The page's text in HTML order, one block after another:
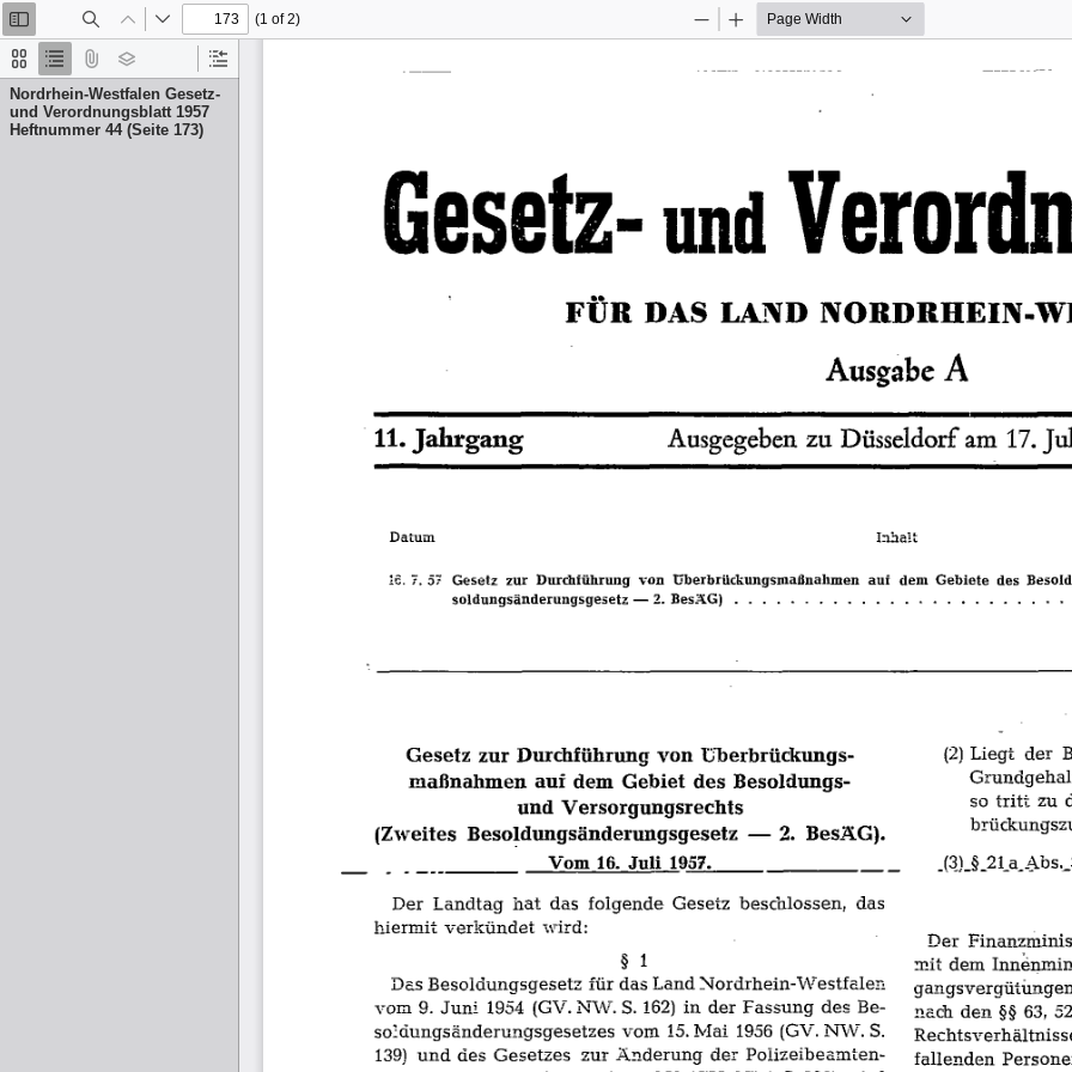
Thumbnails
Document
Outline
Attachments
Layers
Current
Item
Nordrhein-Westfalen Gesetz-
und Verordnungsblatt 1957
Heftnummer 44 (Seite 173)
Toggle
Sidebar
Previous
Next
(1 of 2)
Zoom
Zoom